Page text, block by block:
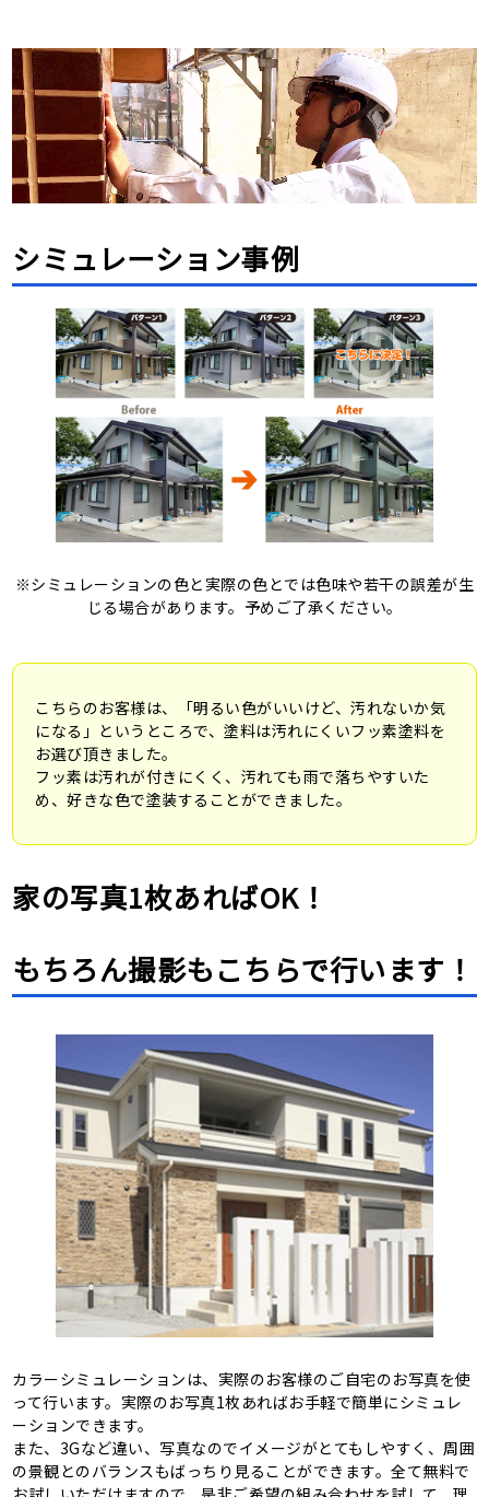
シミュレーション事例
※シミュレーションの色と実際の色とでは色味や若干の誤差が生
じる場合があります。予めご了承ください。
こちらのお客様は、「明るい色がいいけど、汚れないか気
になる」というところで、塗料は汚れにくいフッ素塗料を
お選び頂きました。
フッ素は汚れが付きにくく、汚れても雨で落ちやすいた
め、好きな色で塗装することができました。
家の写真1枚あればOK！
もちろん撮影もこちらで行います！
カラーシミュレーションは、実際のお客様のご自宅のお写真を使
って行います。実際のお写真1枚あればお手軽で簡単にシミュレ
ーションできます。
また、3Gなど違い、写真なのでイメージがとてもしやすく、周囲
の景観とのバランスもばっちり見ることができます。全て無料で